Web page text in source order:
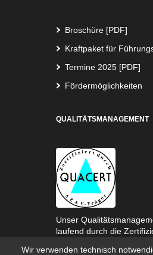
Broschüre [PDF]
Kraftpaket für
Termine 2025 [PDF]
Fördermöglichkeiten
QUALITÄTSMANAGEMENT
Unser
laufend durch die
Wir verwenden technisch